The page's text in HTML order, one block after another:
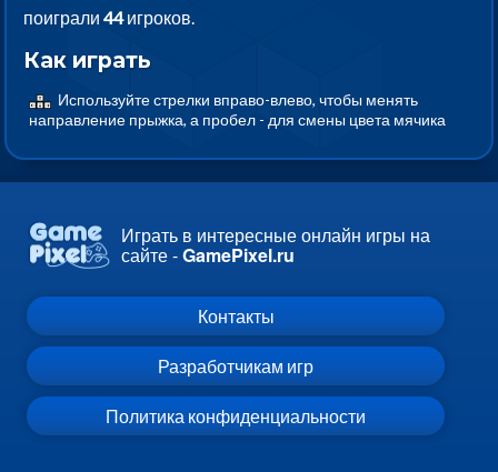
поиграли44игроков.
Как играть
Используйте стрелки вправо-влево, чтобы менять
направление прыжка, а пробел - для смены цвета мячика
Играть в интересные онлайн игры на
сайте -GamePixel.ru
Контакты
Разработчикам игр
Политика конфиденциальности